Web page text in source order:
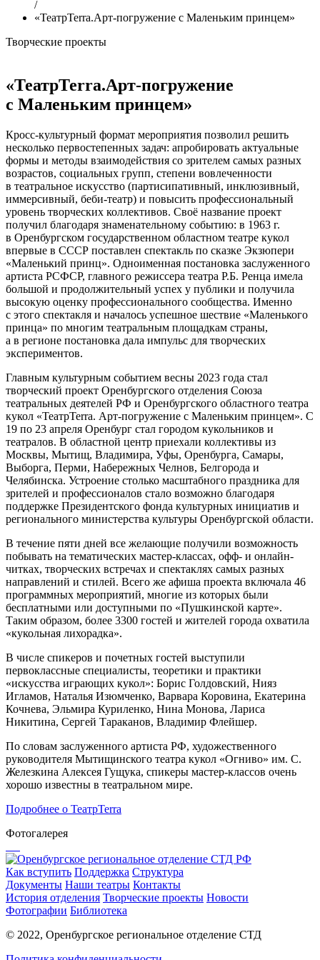
/
«ТеатрТеrra.Арт-погружение с Маленьким принцем»
Творческие проекты
«ТеатрТеrra.Арт-погружение
с Маленьким принцем»
Кросс-культурный формат мероприятия позволил решить
несколько первостепенных задач: апробировать актуальные
формы и методы взаимодействия со зрителем самых разных
возрастов, социальных групп, степени вовлеченности
в театральное искусство (партисипативный, инклюзивный,
иммерсивный, беби-театр) и повысить профессиональный
уровень творческих коллективов. Своё название проект
получил благодаря знаменательному событию: в 1963 г.
в Оренбургском государственном областном театре кукол
впервые в СССР поставлен спектакль по сказке Экзюпери
«Маленький принц». Одноименная постановка заслуженного
артиста РСФСР, главного режиссера театра Р.Б. Ренца имела
большой и продолжительный успех у публики и получила
высокую оценку профессионального сообщества. Именно
с этого спектакля и началось успешное шествие «Маленького
принца» по многим театральным площадкам страны,
а в регионе постановка дала импульс для творческих
экспериментов.
Главным культурным событием весны 2023 года стал
творческий проект Оренбургского отделения Союза
театральных деятелей РФ и Оренбургского областного театра
кукол «ТеатрTerra. Арт-погружение с Маленьким принцем». С
19 по 23 апреля Оренбург стал городом кукольников и
театралов. В областной центр приехали коллективы из
Москвы, Мытищ, Владимира, Уфы, Оренбурга, Самары,
Выборга, Перми, Набережных Челнов, Белгорода и
Челябинска. Устроение столько масштабного праздника для
зрителей и профессионалов стало возможно благодаря
поддержке Президентского фонда культурных инициатив и
регионального министерства культуры Оренбургской области.
В течение пяти дней все желающие получили возможность
побывать на тематических мастер-классах, офф- и онлайн-
читках, творческих встречах и спектаклях самых разных
направлений и стилей. Всего же афиша проекта включала 46
программных мероприятий, многие из которых были
бесплатными или доступными по «Пушкинской карте».
Таким образом, более 3300 гостей и жителей города охватила
«кукольная лихорадка».
В числе спикеров и почетных гостей выступили
первоклассные специалисты, теоретики и практики
«искусства играющих кукол»: Борис Голдовский, Нияз
Игламов, Наталья Изюмченко, Варвара Коровина, Екатерина
Кочнева, Эльмира Куриленко, Нина Монова, Лариса
Никитина, Сергей Тараканов, Владимир Флейшер.
По словам заслуженного артиста РФ, художественного
руководителя Мытищинского театра кукол «Огниво» им. С.
Железкина Алексея Гущука, спикеры мастер-классов очень
хорошо известны в театральном мире.
Подробнее о ТеатрТеrra
Фотогалерея
Как вступить Поддержка Структура
Документы Наши театры Контакты
История отделения Творческие проекты Новости
Фотографии Библиотека
© 2022, Оренбургское региональное отделение СТД